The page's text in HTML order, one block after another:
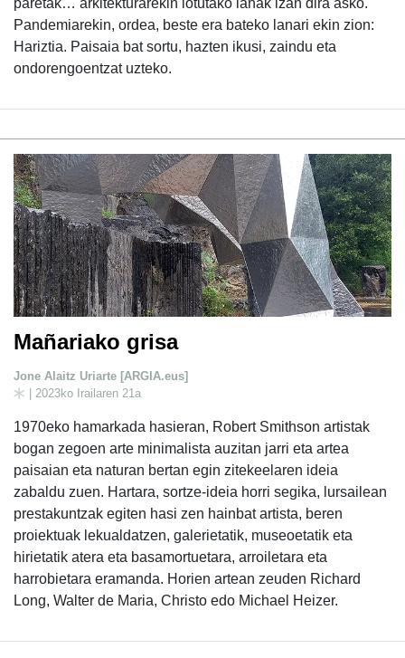
paretak… arkitekturarekin lotutako lanak izan dira asko.
Pandemiarekin, ordea, beste era bateko lanari ekin zion:
Hariztia. Paisaia bat sortu, hazten ikusi, zaindu eta
ondorengoentzat uzteko.
Mañariako grisa
Jone Alaitz Uriarte [ARGIA.eus]
| 2023ko Irailaren 21a
1970eko hamarkada hasieran, Robert Smithson artistak
bogan zegoen arte minimalista auzitan jarri eta artea
paisaian eta naturan bertan egin zitekeelaren ideia
zabaldu zuen. Hartara, sortze-ideia horri segika, lursailean
prestakuntzak egiten hasi zen hainbat artista, beren
proiektuak lekualdatzen, galerietatik, museoetatik eta
hirietatik atera eta basamortuetara, arroiletara eta
harrobietara eramanda. Horien artean zeuden Richard
Long, Walter de Maria, Christo edo Michael Heizer.